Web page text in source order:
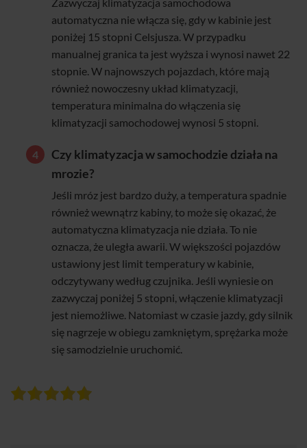
automatyczna nie włącza się, gdy w kabinie jest
poniżej 15 stopni Celsjusza. W przypadku
manualnej granica ta jest wyższa i wynosi nawet 22
stopnie. W najnowszych pojazdach, które mają
również nowoczesny układ klimatyzacji,
temperatura minimalna do włączenia się
klimatyzacji samochodowej wynosi 5 stopni.
Czy klimatyzacja w samochodzie działa na
mrozie?
Jeśli mróz jest bardzo duży, a temperatura spadnie
również wewnątrz kabiny, to może się okazać, że
automatyczna klimatyzacja nie działa. To nie
oznacza, że uległa awarii. W większości pojazdów
ustawiony jest limit temperatury w kabinie,
odczytywany według czujnika. Jeśli wyniesie on
zazwyczaj poniżej 5 stopni, włączenie klimatyzacji
jest niemożliwe. Natomiast w czasie jazdy, gdy silnik
się nagrzeje w obiegu zamkniętym, sprężarka może
się samodzielnie uruchomić.